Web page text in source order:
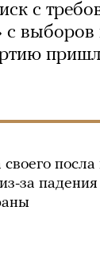
с
с выборов
посла
за